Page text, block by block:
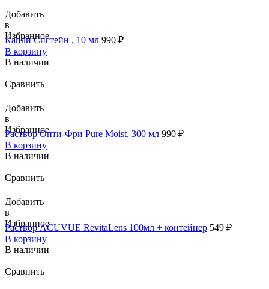
Добавить
в
Избранное
Капли Систейн , 10 мл 990 ₽
В корзину
В наличии
Сравнить
Добавить
в
Избранное
Раствор Опти-Фри Pure Moist, 300 мл 990 ₽
В корзину
В наличии
Сравнить
Добавить
в
Избранное
Раствор ACUVUE RevitaLens 100мл + контейнер 549 ₽
В корзину
В наличии
Сравнить